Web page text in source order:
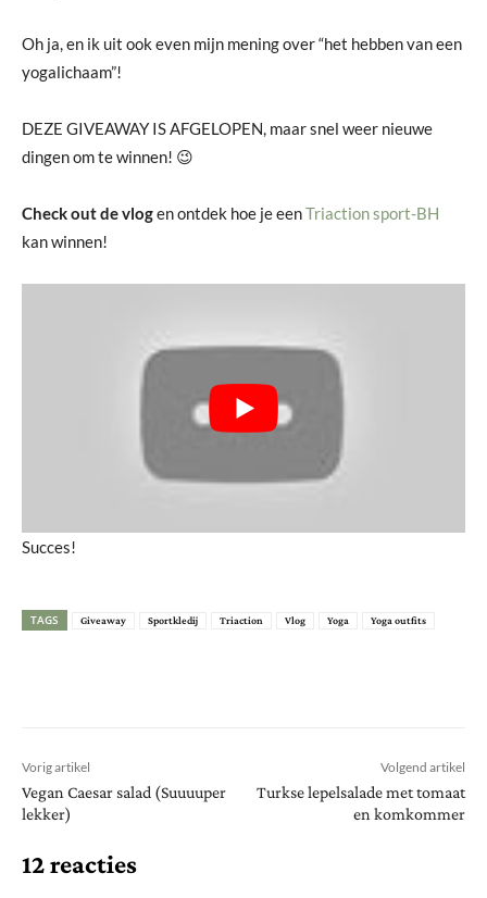
Oh ja, en ik uit ook even mijn mening over “het hebben van een
yogalichaam”!
DEZE GIVEAWAY IS AFGELOPEN, maar snel weer nieuwe
dingen om te winnen! 😉
Check out de vlogen ontdek hoe je eenTriaction sport-BH
kan winnen!
Succes!
TAGS Giveaway Sportkledij Triaction Vlog Yoga Yoga outfits
Vorig artikel
Vegan Caesar salad (Suuuuper
lekker)
Volgend artikel
Turkse lepelsalade met tomaat
en komkommer
12 reacties